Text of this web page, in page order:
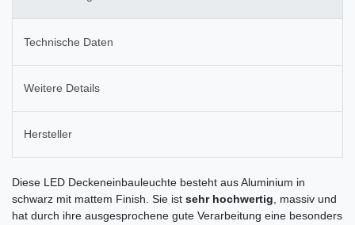
Technische Daten
Weitere Details
Hersteller
Diese LED Deckeneinbauleuchte besteht aus Aluminium in
schwarz mit mattem Finish. Sie ist sehr hochwertig, massiv und
hat durch ihre ausgesprochene gute Verarbeitung eine besonders